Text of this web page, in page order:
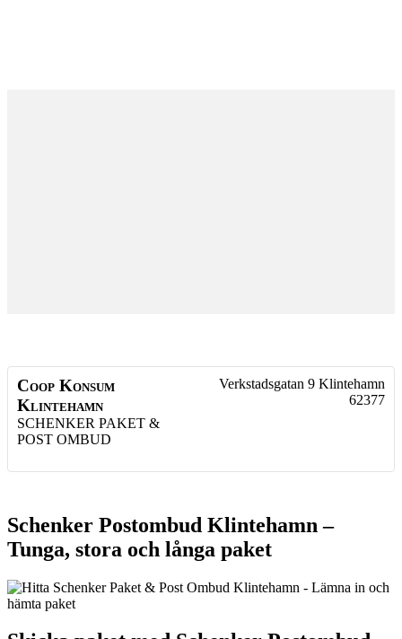
Coop Konsum
Klintehamn
SCHENKER PAKET &
POST OMBUD
Verkstadsgatan 9 Klintehamn
62377
Schenker Postombud Klintehamn –
Tunga, stora och långa paket